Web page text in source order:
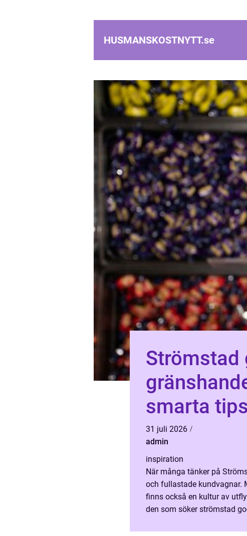
HUSMANSKOSTNYTT.se
Strömstad
smarta
31 juli 2026
admin
inspiration
När många tänker på
och fullastade kundvagnar.
finns också en kultur av
den som söker strömstad